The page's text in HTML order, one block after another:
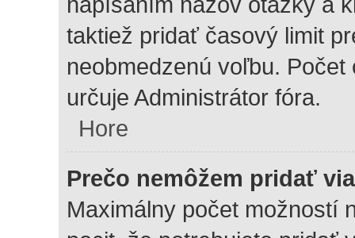
taktiež pridať časový limit
neobmedzenú voľbu.
určuje Administrátor fóra.
Hore
Prečo nemôžem pridať
Maximálny počet možností